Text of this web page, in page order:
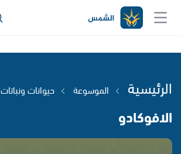
الرئيسية الموسوعة حيوانات ونباتات
الافوكادو